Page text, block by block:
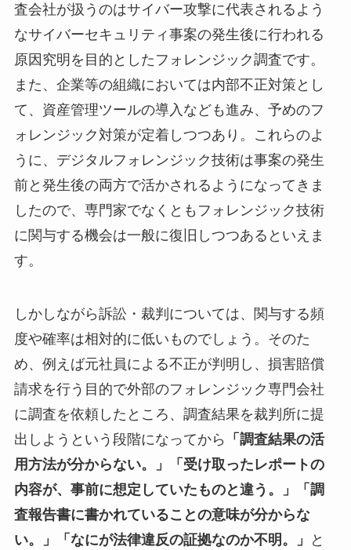
査会社が扱うのはサイバー攻撃に代表されるよう
なサイバーセキュリティ事案の発生後に行われる
原因究明を目的としたフォレンジック調査です。
また、企業等の組織においては内部不正対策とし
て、資産管理ツールの導入なども進み、予めのフ
ォレンジック対策が定着しつつあり。これらのよ
うに、デジタルフォレンジック技術は事案の発生
前と発生後の両方で活かされるようになってきま
したので、専門家でなくともフォレンジック技術
に関与する機会は一般に復旧しつつあるといえま
す。
しかしながら訴訟・裁判については、関与する頻
度や確率は相対的に低いものでしょう。そのた
め、例えば元社員による不正が判明し、損害賠償
請求を行う目的で外部のフォレンジック専門会社
に調査を依頼したところ、調査結果を裁判所に提
出しようという段階になってから
「調査結果の活
用方法が分からない。」「受け取ったレポートの
内容が、事前に想定していたものと違う。」「調
査報告書に書かれていることの意味が分からな
い。」「なにが法律違反の証拠なのか不明。」
と